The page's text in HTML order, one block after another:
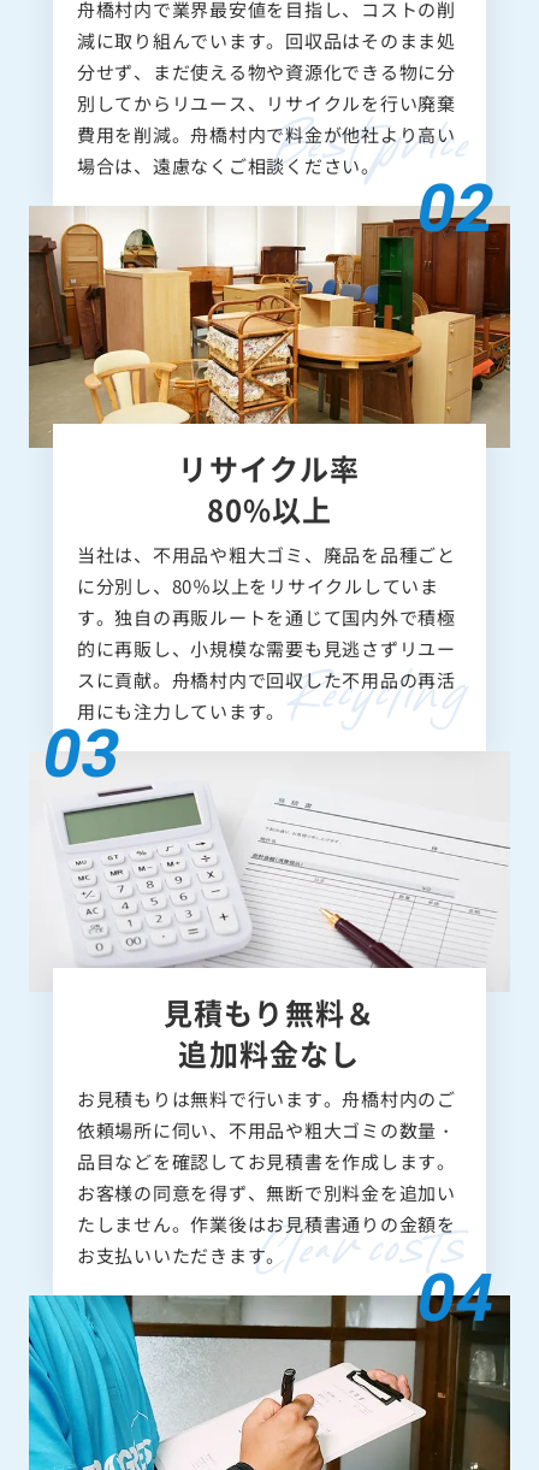
舟橋村内で業界最安値を目指し、コストの削
減に取り組んでいます。回収品はそのまま処
分せず、まだ使える物や資源化できる物に分
別してからリユース、リサイクルを行い廃棄
費用を削減。舟橋村内で料金が他社より高い
場合は、遠慮なくご相談ください。
リサイクル率
80%以上
当社は、不用品や粗大ゴミ、廃品を品種ごと
に分別し、80％以上をリサイクルしていま
す。独自の再販ルートを通じて国内外で積極
的に再販し、小規模な需要も見逃さずリユー
スに貢献。舟橋村内で回収した不用品の再活
用にも注力しています。
見積もり無料＆
追加料金なし
お見積もりは無料で行います。舟橋村内のご
依頼場所に伺い、不用品や粗大ゴミの数量・
品目などを確認してお見積書を作成します。
お客様の同意を得ず、無断で別料金を追加い
たしません。作業後はお見積書通りの金額を
お支払いいただきます。